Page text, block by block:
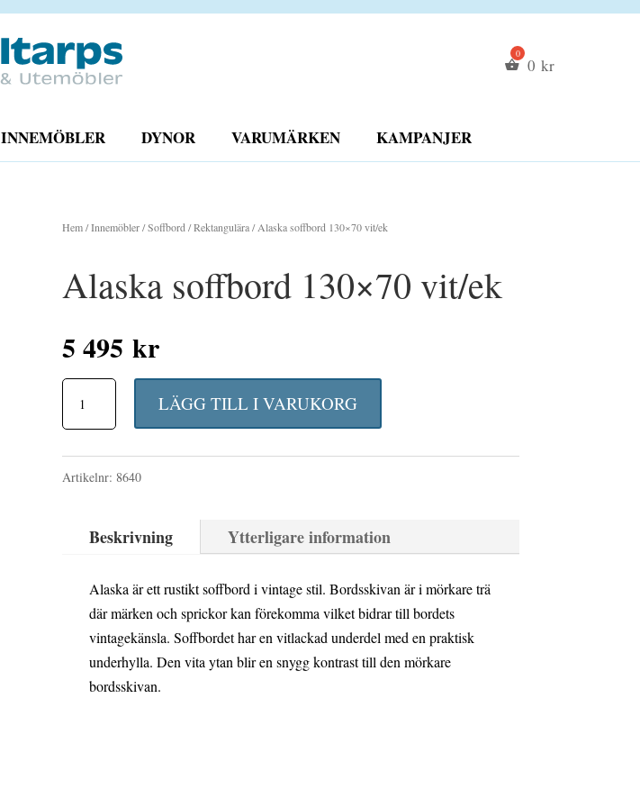
0kr
INNEMÖBLER DYNOR VARUMÄRKEN KAMPANJER
Hem/Innemöbler/Soffbord /Rektangulära/ Alaska soffbord 130×70 vit/ek
Alaska soffbord 130×70 vit/ek
5 495 kr
soffbord
130x70
vit/ek
LÄGG TILL I VARUKORG
Artikelnr: 8640
Beskrivning Ytterligare information
Alaska är ett rustikt soffbord i vintage stil. Bordsskivan är i mörkare trä
där märken och sprickor kan förekomma vilket bidrar till bordets
vintagekänsla. Soffbordet har en vitlackad underdel med en praktisk
underhylla. Den vita ytan blir en snygg kontrast till den mörkare
bordsskivan.